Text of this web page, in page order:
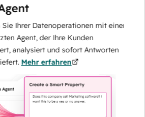
Datenoperationen mit einem
der Ihre Kunden
und sofort Antworten
Mehr erfahren